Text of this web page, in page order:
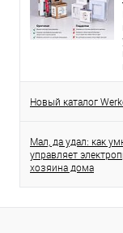
Новый каталог
Мал, да удал: как
управляет
хозяина дома